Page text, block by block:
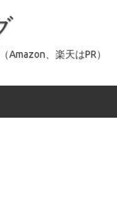
、楽天はPR）